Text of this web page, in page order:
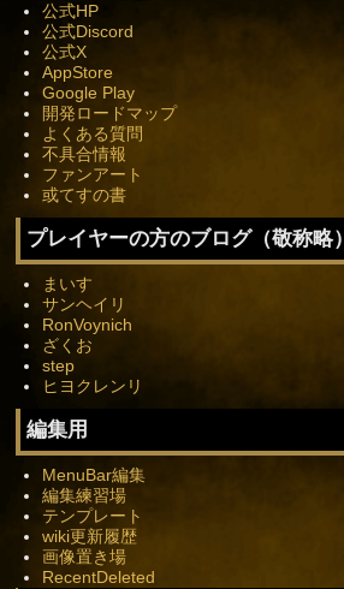
公式HP
公式Discord
公式X
AppStore
Google Play
開発ロードマップ
よくある質問
不具合情報
ファンアート
或てすの書
プレイヤーの方のブログ（敬称略）
まいす
サンヘイリ
RonVoynich
ざくお
step
ヒヨクレンリ
編集用
MenuBar編集
編集練習場
テンプレート
wiki更新履歴
画像置き場
RecentDeleted